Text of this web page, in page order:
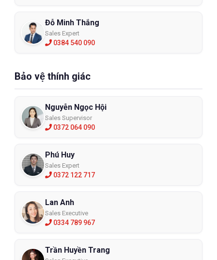
Đỗ Minh Thắng
Sales Expert
0384 540 090
Bảo vệ thính giác
Nguyễn Ngọc Hội
Sales Supervisor
0372 064 090
Phú Huy
Sales Expert
0372 122 717
Lan Anh
Sales Executive
0334 789 967
Trần Huyền Trang